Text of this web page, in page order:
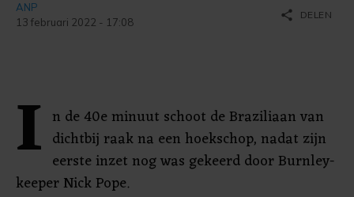
ANP
13 februari 2022 - 17:08
share DELEN
I n de 40e minuut schoot de Braziliaan van
dichtbij raak na een hoekschop, nadat zijn
eerste inzet nog was gekeerd door Burnley-
keeper Nick Pope.